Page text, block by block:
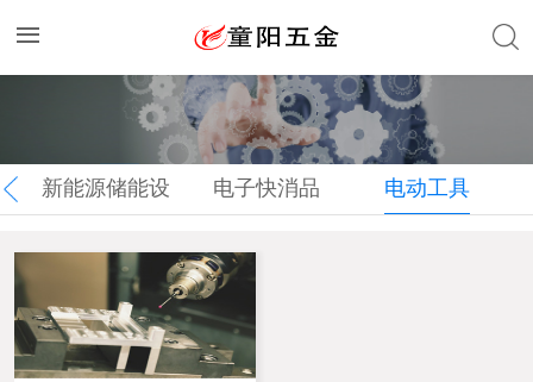
新能源储能设 电子快消品 电动工具